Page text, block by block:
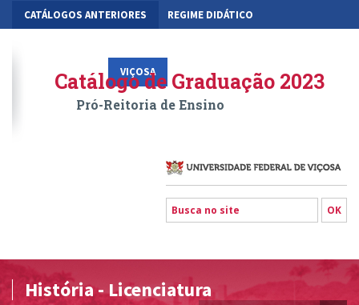
CATÁLOGOS ANTERIORES REGIME DIDÁTICO
VIÇOSA RIO PARANAÍBA FLORESTAL
Catálogo de Graduação 2023
Pró-Reitoria de Ensino
História - Licenciatura